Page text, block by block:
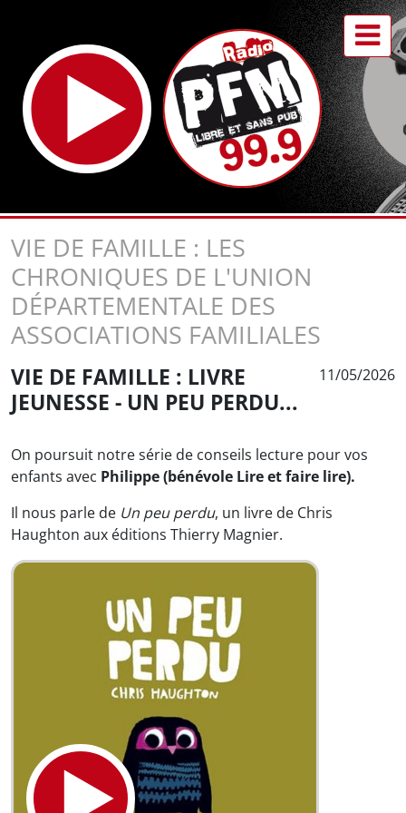
VIE DE FAMILLE : LES
CHRONIQUES DE L'UNION
DÉPARTEMENTALE DES
ASSOCIATIONS FAMILIALES
VIE DE FAMILLE : LIVRE
JEUNESSE - UN PEU PERDU...
11/05/2026
On poursuit notre série de conseils lecture pour vos
enfants avec Philippe (bénévole Lire et faire lire).
Il nous parle de Un peu perdu, un livre de Chris
Haughton aux éditions Thierry Magnier.